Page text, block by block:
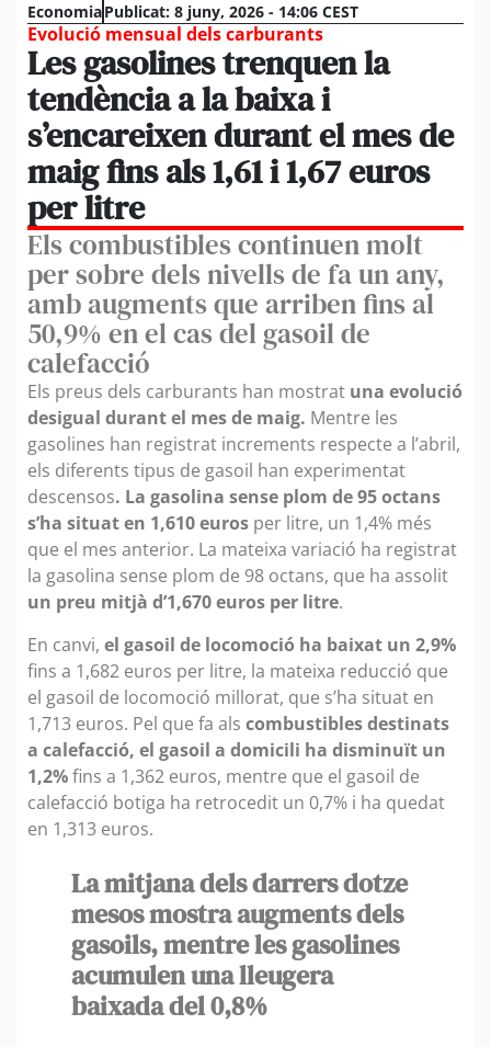
EconomiaPublicat: 8 juny, 2026 - 14:06 CEST
Evolució mensual dels carburants
Les gasolines trenquen la
tendència a la baixa i
s’encareixen durant el mes de
maig fins als 1,61 i 1,67 euros
per litre
Els combustibles continuen molt
per sobre dels nivells de fa un any,
amb augments que arriben fins al
50,9% en el cas del gasoil de
calefacció
Els preus dels carburants han mostrat una evolució
desigual durant el mes de maig. Mentre les
gasolines han registrat increments respecte a l’abril,
els diferents tipus de gasoil han experimentat
descensos. La gasolina sense plom de 95 octans
s’ha situat en 1,610 euros per litre, un 1,4% més
que el mes anterior. La mateixa variació ha registrat
la gasolina sense plom de 98 octans, que ha assolit
un preu mitjà d’1,670 euros per litre.
En canvi, el gasoil de locomoció ha baixat un 2,9%
fins a 1,682 euros per litre, la mateixa reducció que
el gasoil de locomoció millorat, que s’ha situat en
1,713 euros. Pel que fa als combustibles destinats
a calefacció, el gasoil a domicili ha disminuït un
1,2%fins a 1,362 euros, mentre que el gasoil de
calefacció botiga ha retrocedit un 0,7% i ha quedat
en 1,313 euros.
La mitjana dels darrers dotze
mesos mostra augments dels
gasoils, mentre les gasolines
acumulen una lleugera
baixada del 0,8%